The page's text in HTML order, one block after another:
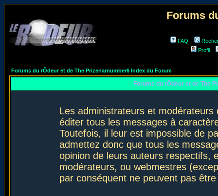
Forums
FAQ
Profil
Forums du rÔdeur et de The Prizenarnumber6 Index du Forum
Forums du rÔdeur et de The
Les administrateurs et
éditer tous les messages à
Toutefois, il leur est impossible de
admettez donc que tous les
opinion de leurs auteurs respectifs,
modérateurs, ou webmestres
par conséquent ne peuvent pas